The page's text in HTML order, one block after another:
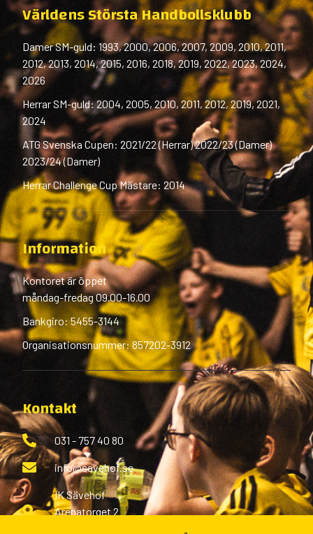
Världens Största Handbollsklubb
Damer SM-guld: 1993, 2000, 2006, 2007, 2009, 2010, 2011,
2012, 2013, 2014, 2015, 2016, 2018, 2019, 2022, 2023, 2024,
2026
Herrar SM-guld: 2004, 2005, 2010, 2011, 2012, 2019, 2021,
2024
ATG Svenska Cupen: 2021/22 (Herrar) 2022/23 (Damer)
2023/24 (Damer)
Herrar Challenge Cup Mästare: 2014
Information
Kontoret är öppet
måndag-fredag 09.00-16.00
Bankgiro: 5455-3144
Organisationsnummer: 857202-3912
Kontakt
031 - 757 40 80
info@savehof.se
IK Sävehof
Arenatorget 2